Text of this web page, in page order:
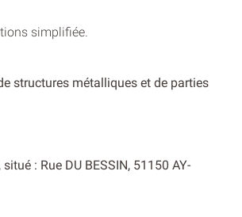
simplifiée.
structures métalliques et de parties
: Rue DU BESSIN, 51150 AY-